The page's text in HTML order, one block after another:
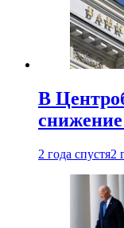
В
2 года спустя2